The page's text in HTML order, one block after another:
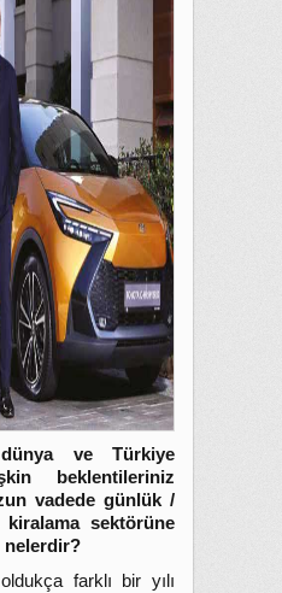
ve Türkiye
beklentileriniz
vadede günlük /
kiralama sektörüne
nelerdir?
farklı bir yılı